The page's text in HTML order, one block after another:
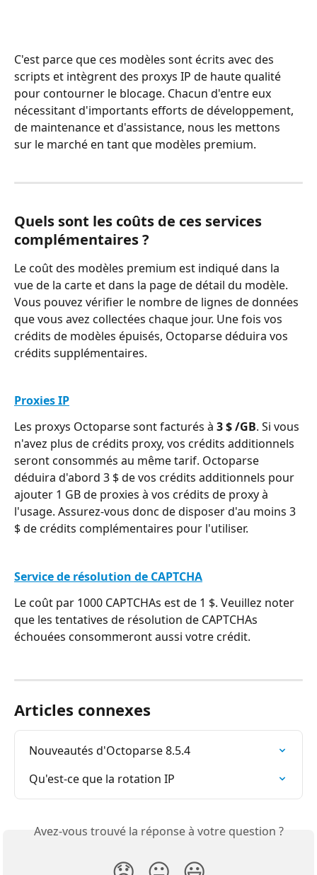
C'est parce que ces modèles sont écrits avec des
scripts et intègrent des proxys IP de haute qualité
pour contourner le blocage. Chacun d'entre eux
nécessitant d'importants efforts de développement,
de maintenance et d'assistance, nous les mettons
sur le marché en tant que modèles premium.
Quels sont les coûts de ces services
complémentaires ?
Le coût des modèles premium est indiqué dans la
vue de la carte et dans la page de détail du modèle.
Vous pouvez vérifier le nombre de lignes de données
que vous avez collectées chaque jour. Une fois vos
crédits de modèles épuisés, Octoparse déduira vos
crédits supplémentaires.
Proxies IP
Les proxys Octoparse sont facturés à 3 $ /GB. Si vous
n'avez plus de crédits proxy, vos crédits additionnels
seront consommés au même tarif. Octoparse
déduira d'abord 3 $ de vos crédits additionnels pour
ajouter 1 GB de proxies à vos crédits de proxy à
l'usage. Assurez-vous donc de disposer d'au moins 3
$ de crédits complémentaires pour l'utiliser.
Service de résolution de CAPTCHA
Le coût par 1000 CAPTCHAs est de 1 $. Veuillez noter
que les tentatives de résolution de CAPTCHAs
échouées consommeront aussi votre crédit.
Articles connexes
Nouveautés d'Octoparse 8.5.4
Qu'est-ce que la rotation IP
Avez-vous trouvé la réponse à votre question ?